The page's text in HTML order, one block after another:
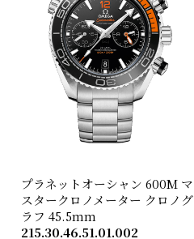
プラネットオーシャン 600M マ
スタークロノメーター クロノグ
ラフ 45.5mm
215.30.46.51.01.002